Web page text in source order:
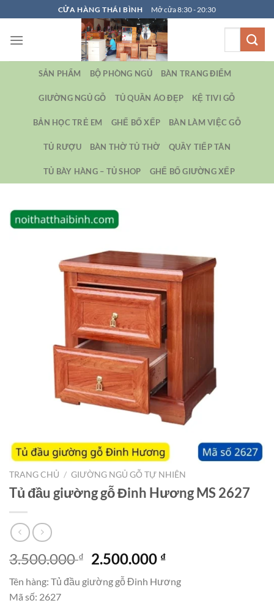
qua
nội
CỬA HÀNG THÁI BÌNH Mở cửa 8:30 - 20:30
SẢN PHẨM BỘ PHÒNG NGỦ BÀN TRANG ĐIỂM
GIƯỜNG NGỦ GỖ TỦ QUẦN ÁO ĐẸP KỆ TIVI GỖ
BẢN HỌC TRẺ EM GHẾ BỐ XẾP BÀN LÀM VIỆC GỖ
TỦ RƯỢU BÀN THỜ TỦ THỜ QUẦY TIẾP TÂN
TỦ BÀY HÀNG – TỦ SHOP GHẾ BỐ GIƯỜNG XẾP
TRANG CHỦ / GIƯỜNG NGỦ GỖ TỰ NHIÊN
Tủ đầu giường gỗ Đinh Hương MS 2627
3.500.000₫
Giá
gốc
là:
2.500.000 ₫Giá
tại
Tên hàng: Tủ đầu giường gỗ Đinh Hương
Mã số: 2627